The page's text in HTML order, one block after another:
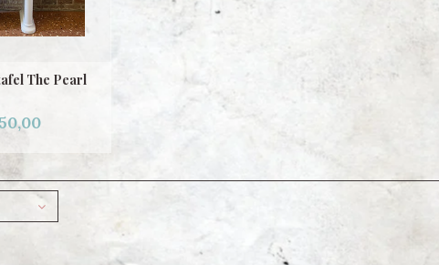
The Pearl